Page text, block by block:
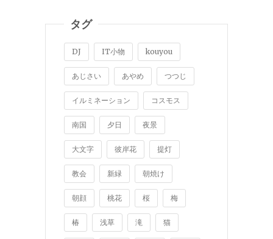
タグ
DJ IT小物 kouyou
あじさい あやめ つつじ
イルミネーション コスモス
南国 夕日 夜景
大文字 彼岸花 提灯
教会 新緑 朝焼け
朝顔 桃花 桜 梅
椿 浅草 滝 猫